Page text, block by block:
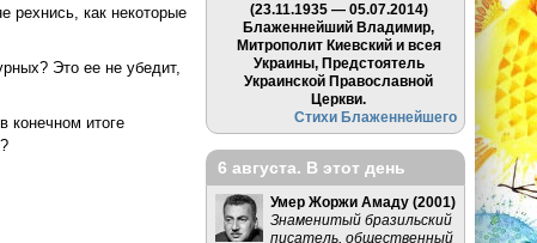
как некоторые
Это ее не убедит,
конечном итоге
(23.11.1935 — 05.07.2014)
Блаженнейший Владимир,
Митрополит Киевский и всея
Украины, Предстоятель
Украинской Православной
Церкви.
Стихи Блаженнейшего
6 августа. В этот день
Умер Жоржи Амаду (2001)
Знаменитый бразильский
писатель, общественный